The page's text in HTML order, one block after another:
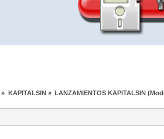
» KAPITALSIN» LANZAMIENTOS KAPITALSIN